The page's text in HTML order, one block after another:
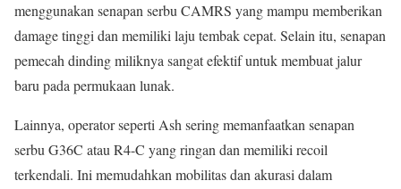
menggunakan senapan serbu CAMRS yang mampu memberikan
damage tinggi dan memiliki laju tembak cepat. Selain itu, senapan
pemecah dinding miliknya sangat efektif untuk membuat jalur
baru pada permukaan lunak.
Lainnya, operator seperti Ash sering memanfaatkan senapan
serbu G36C atau R4-C yang ringan dan memiliki recoil
terkendali. Ini memudahkan mobilitas dan akurasi dalam